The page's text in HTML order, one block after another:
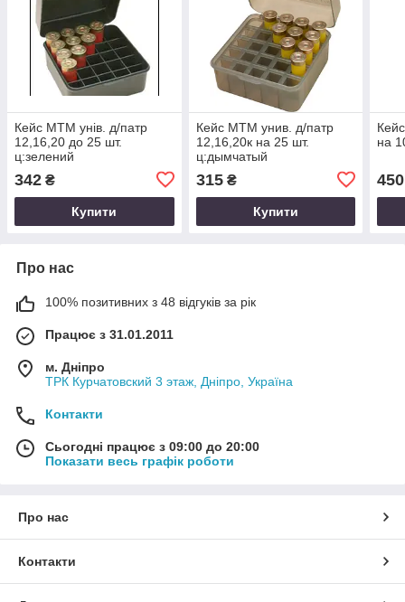
Кейс MTM унів. д/патр
12,16,20 до 25 шт.
ц:зелений
342 ₴
Купити
Кейс MTM унив. д/патр
12,16,20к на 25 шт.
ц:дымчатый
315₴
Купити
на
450
Про нас
100% позитивних з 48 відгуків за рік
Працює з 31.01.2011
м. Дніпро
ТРК Курчатовский 3 этаж, Дніпро, Україна
Контакти
Сьогодні працює з 09:00 до 20:00
Показати весь графік роботи
Про нас
Контакти